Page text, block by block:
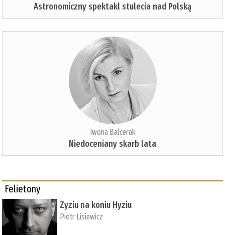
Astronomiczny spektakl stulecia nad Polską
Iwona Balcerak
Niedoceniany skarb lata
Felietony
Zyziu na koniu Hyziu
Piotr Lisiewicz